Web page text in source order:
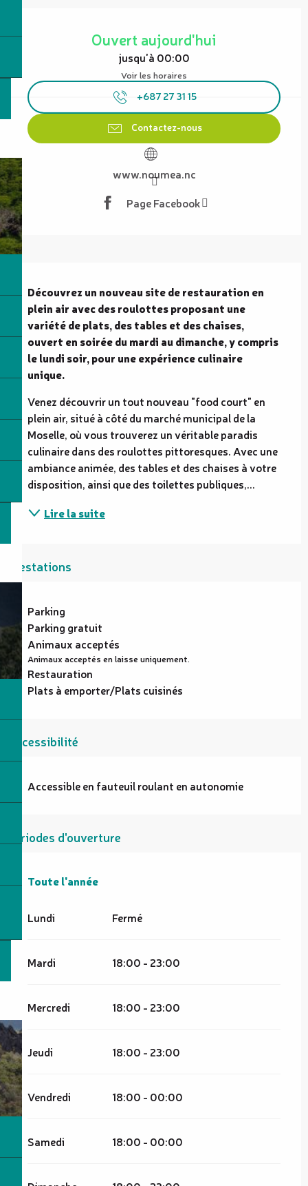
Ouvert aujourd'hui
jusqu'à 00:00
Voir les horaires
+687 27 31 15
Contactez-nous
www.noumea.nc
Page Facebook
Découvrez un nouveau site de restauration en
plein air avec des roulottes proposant une
variété de plats, des tables et des chaises,
ouvert en soirée du mardi au dimanche, y compris
le lundi soir, pour une expérience culinaire
unique.
Venez découvrir un tout nouveau "food court" en
plein air, situé à côté du marché municipal de la
Moselle, où vous trouverez un véritable paradis
culinaire dans des roulottes pittoresques. Avec une
ambiance animée, des tables et des chaises à votre
disposition, ainsi que des toilettes publiques,...
Lire la suite
Prestations
Parking
Parking gratuit
Animaux acceptés
Animaux acceptés en laisse uniquement.
Restauration
Plats à emporter/Plats cuisinés
Accessibilité
Accessible en fauteuil roulant en autonomie
Périodes d'ouverture
Toute l'année
Toute l'année
Lundi Fermé
Mardi 18:00 - 23:00
Mercredi 18:00 - 23:00
Jeudi 18:00 - 23:00
Vendredi 18:00 - 00:00
Samedi 18:00 - 00:00